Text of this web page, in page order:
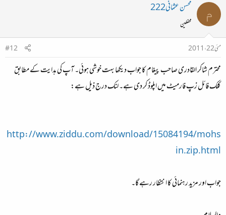
م محسن عثمانی222
محفلین
مئی 22، 2011
#12
محترم شاکر القادری صاحب پیغام کا جواب دیکھا بہت خوشی ہوئی۔ آپ کی ہدایت کے مطابق
کلک فائل زپ فارمیٹ میں اپلوڈ کر دی ہے۔ لنک درج ذیل ہے:
http://www.ziddu.com/download/15084194/mohs
in.zip.html
جواب اور مزید رہنمائی کا انتظار رہے گا۔